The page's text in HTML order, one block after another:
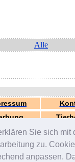
Sie sich
zu.
anpassen.
Alle